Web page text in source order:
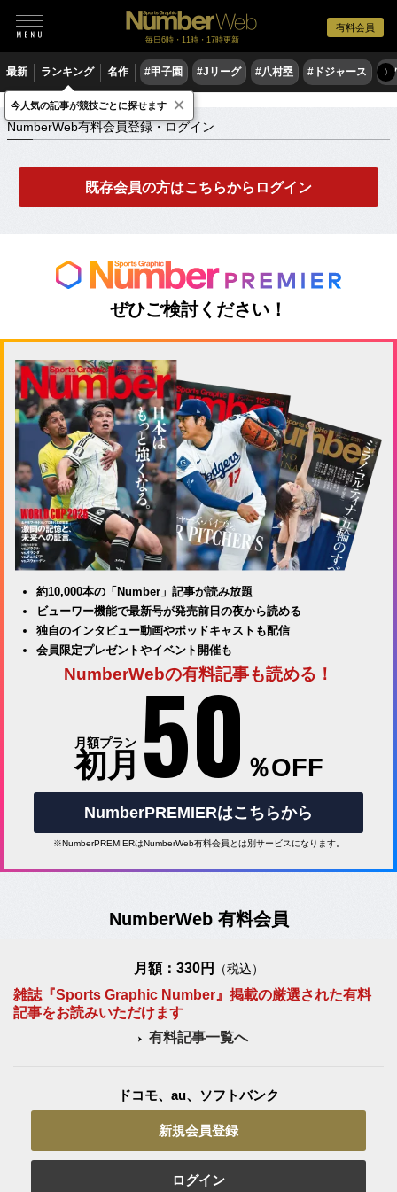
有料会員
毎日6時・11時・17時更新
最新 ランキング 名作 #甲子園 #Jリーグ #八村塁 #ドジャース #
〉
NumberWeb有料会員登録・ログイン
NumberWeb有料会員登録・ログイン
既存会員の方はこちらからログイン
ぜひご検討ください！
約10,000本の「Number」記事が読み放題
ビューワー機能で最新号が発売前日の夜から読める
独自のインタビュー動画やポッドキャストも配信
会員限定プレゼントやイベント開催も
NumberWebの有料記事も読める！
月額プラン
初月 50 ％OFF
NumberPREMIERはこちらから
※NumberPREMIERはNumberWeb有料会員とは別サービスになります。
NumberWeb 有料会員
月額：330円 （税込）
雑誌『Sports Graphic Number』掲載の厳選された有料
記事をお読みいただけます
有料記事一覧へ
ドコモ、au、ソフトバンク
新規会員登録
ログイン
今人気の記事が競技ごとに探せます ×